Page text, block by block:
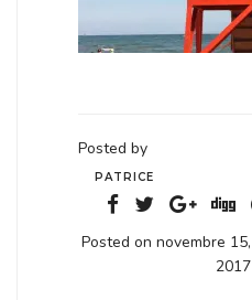
Posted by
PATRICE
Posted on novembre 15,
2017